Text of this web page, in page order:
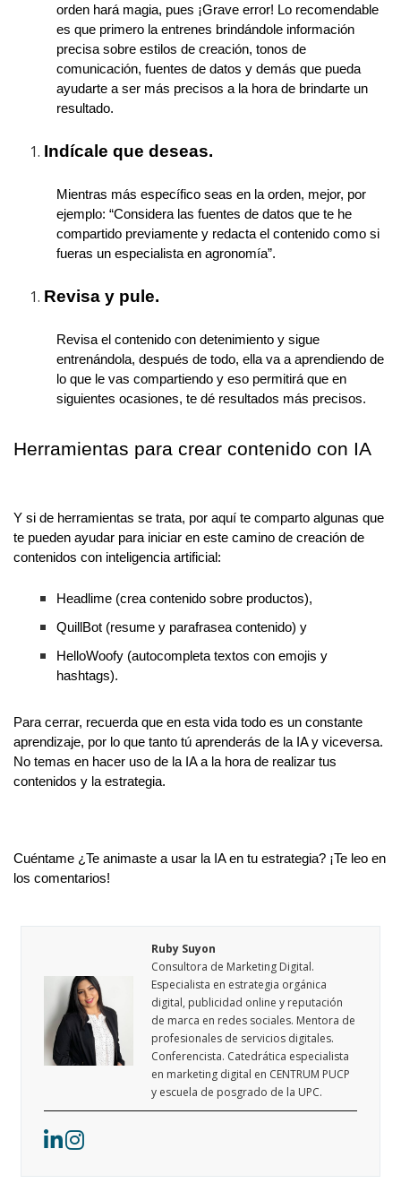
orden hará magia, pues ¡Grave error! Lo recomendable
es que primero la entrenes brindándole información
precisa sobre estilos de creación, tonos de
comunicación, fuentes de datos y demás que pueda
ayudarte a ser más precisos a la hora de brindarte un
resultado.
Indícale que deseas.
Mientras más específico seas en la orden, mejor, por
ejemplo: “Considera las fuentes de datos que te he
compartido previamente y redacta el contenido como si
fueras un especialista en agronomía”.
Revisa y pule.
Revisa el contenido con detenimiento y sigue
entrenándola, después de todo, ella va a aprendiendo de
lo que le vas compartiendo y eso permitirá que en
siguientes ocasiones, te dé resultados más precisos.
Herramientas para crear contenido con IA
Y si de herramientas se trata, por aquí te comparto algunas que
te pueden ayudar para iniciar en este camino de creación de
contenidos con inteligencia artificial:
Headlime (crea contenido sobre productos),
QuillBot (resume y parafrasea contenido) y
HelloWoofy (autocompleta textos con emojis y
hashtags).
Para cerrar, recuerda que en esta vida todo es un constante
aprendizaje, por lo que tanto tú aprenderás de la IA y viceversa.
No temas en hacer uso de la IA a la hora de realizar tus
contenidos y la estrategia.
Cuéntame ¿Te animaste a usar la IA en tu estrategia? ¡Te leo en
los comentarios!
Ruby Suyon
Consultora de Marketing Digital.
Especialista en estrategia orgánica
digital, publicidad online y reputación
de marca en redes sociales. Mentora de
profesionales de servicios digitales.
Conferencista. Catedrática especialista
en marketing digital en CENTRUM PUCP
y escuela de posgrado de la UPC.